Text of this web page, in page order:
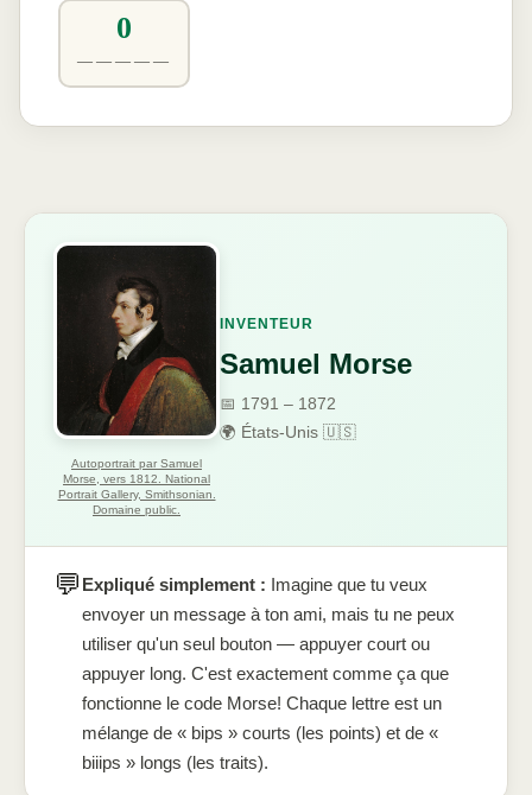
0
—————
Autoportrait par Samuel
Morse, vers 1812. National
Portrait Gallery, Smithsonian.
Domaine public.
INVENTEUR
Samuel Morse
📅 1791 – 1872
🌍 États-Unis 🇺🇸
💬 Expliqué simplement : Imagine que tu veux
envoyer un message à ton ami, mais tu ne peux
utiliser qu'un seul bouton — appuyer court ou
appuyer long. C'est exactement comme ça que
fonctionne le code Morse! Chaque lettre est un
mélange de « bips » courts (les points) et de «
biiips » longs (les traits).